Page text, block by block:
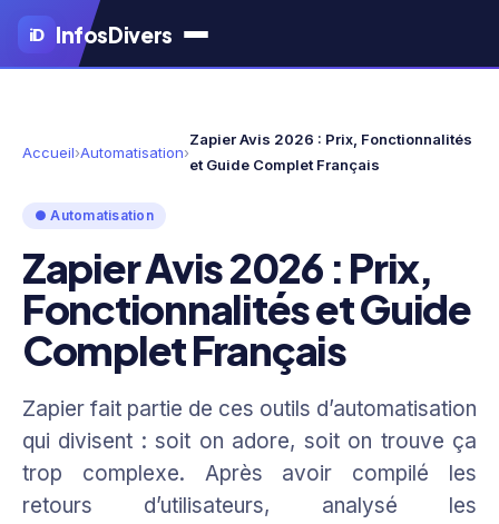
Aller
contenu
iD InfosDivers
Accueil›Automatisation›
Zapier Avis 2026 : Prix, Fonctionnalités
et Guide Complet Français
● Automatisation
Zapier Avis 2026 : Prix,
Fonctionnalités et Guide
Complet Français
Zapier fait partie de ces outils d’automatisation
qui divisent : soit on adore, soit on trouve ça
trop complexe. Après avoir compilé les
retours d’utilisateurs, analysé les